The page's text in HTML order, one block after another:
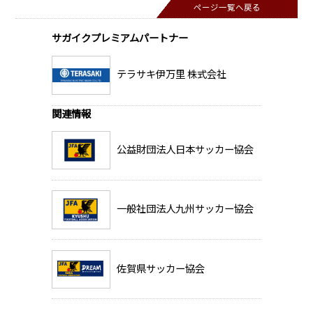
ページ一覧へ戻る
サガイクプレミアムパートナー
テラサキ伊万里 株式会社
関連情報
公益財団法人日本サッカー協会
一般社団法人九州サッカー協会
佐賀県サッカー協会